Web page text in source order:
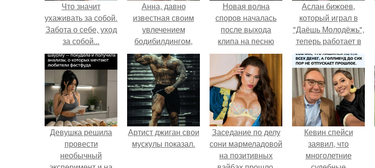
Что значит
ухаживать за собой.
Забота о себе, уход
за собой...
Анна, давно
известная своим
увлечением
бодибилдингом,
впервые
попробовала себя
в роли модели.
Новая волна
споров началась
после выхода
клипа на песню
Petal.
Аслан бижоев,
который играл в
"Даёшь Молодёжь",
теперь работает в
ПВЗ.
Девушка решила
провести
необычный
Артист джиган свои
мускулы показал.
Заседание по делу
сони мармеладовой
на позитивных
Кевин спейси
заявил, что
многолетние